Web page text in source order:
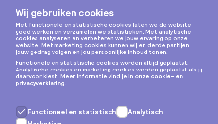
Instagram
Privacy & cookies
Algemene voorwaarden